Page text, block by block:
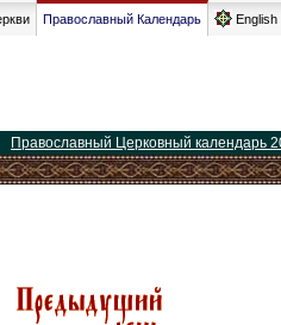
Православный Календарь English
Православный Церковный календарь